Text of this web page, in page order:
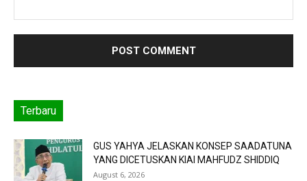
Terbaru
GUS YAHYA JELASKAN KONSEP SAADATUNA
YANG DICETUSKAN KIAI MAHFUDZ SHIDDIQ
August 6, 2026